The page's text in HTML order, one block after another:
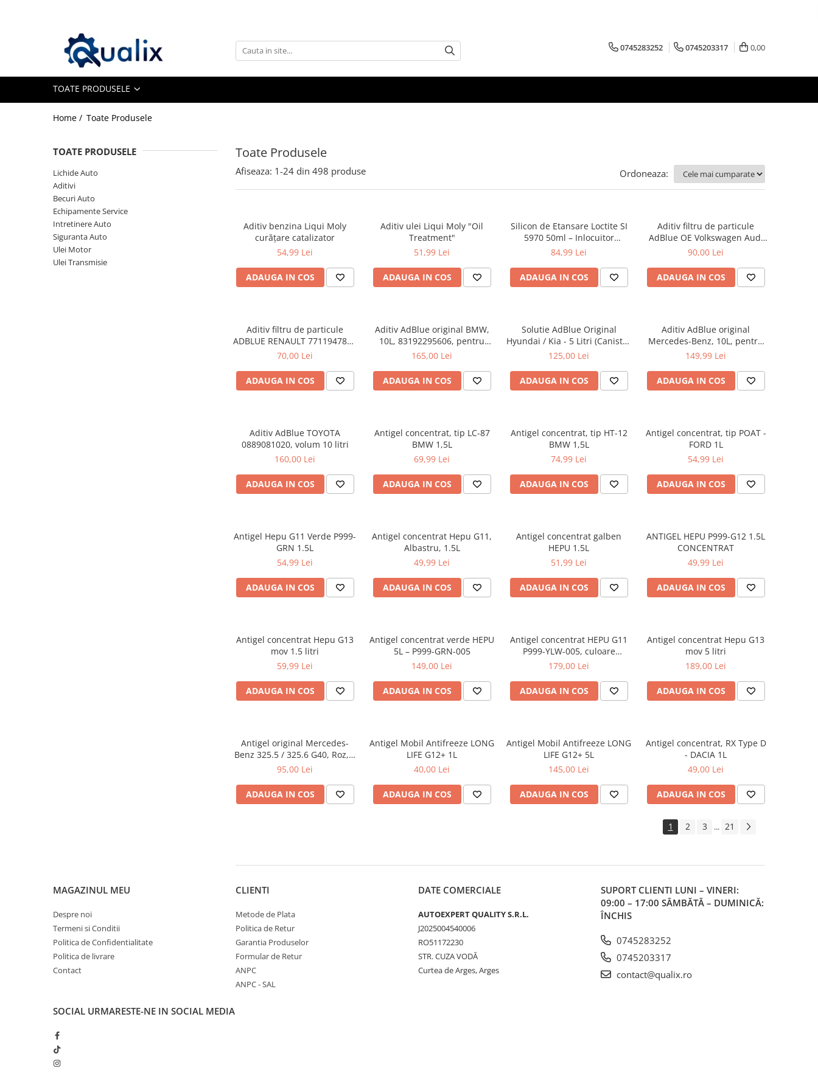
Toate Produsele
Antigel
Solutii Parbriz
Aditivi AdBlue
Aditivi Ulei
Adtitivi combustibil
Soluții de Curățare
Curățare DPF
Becuri Auto
Ulei Transmisie
0745283252 0745203317 0,00
TOATE PRODUSELE
Home / Toate Produsele
Toate Produsele
TOATE PRODUSELE
Lichide Auto
Aditivi
Becuri Auto
Echipamente Service
Intretinere Auto
Siguranta Auto
Ulei Motor
Ulei Transmisie
Afiseaza: 1-24 din 498 produse Ordoneaza:
Aditiv benzina Liqui Moly
curățare catalizator
54,99 Lei
ADAUGA IN COS
Aditiv ulei Liqui Moly "Oil
Treatment"
51,99 Lei
ADAUGA IN COS
Silicon de Etansare Loctite SI
5970 50ml – Inlocuitor
Garnituri Flanse, Rezistent
Minute, Metal si Plastic
84,99 Lei
ADAUGA IN COS
Aditiv filtru de particule
AdBlue OE Volkswagen Audi
Seat Skoda 5L
90,00 Lei
ADAUGA IN COS
Aditiv filtru de particule
ADBLUE RENAULT 7711947890
- 5 Litri
70,00 Lei
ADAUGA IN COS
Aditiv AdBlue original BMW,
10L, 83192295606, pentru
motoarele diesel Euro 6
165,00 Lei
ADAUGA IN COS
Solutie AdBlue Original
Hyundai / Kia - 5 Litri (Canistra
cu Picurator)
125,00 Lei
ADAUGA IN COS
Aditiv AdBlue original
Mercedes-Benz, 10L, pentru
motoarele diesel Euro 6
149,99 Lei
ADAUGA IN COS
Aditiv AdBlue TOYOTA
0889081020, volum 10 litri
160,00 Lei
ADAUGA IN COS
Antigel concentrat, tip LC-87
BMW 1,5L
69,99 Lei
ADAUGA IN COS
Antigel concentrat, tip HT-12
BMW 1,5L
74,99 Lei
ADAUGA IN COS
Antigel concentrat, tip POAT -
FORD 1L
54,99 Lei
ADAUGA IN COS
Antigel Hepu G11 Verde P999-
GRN 1.5L
54,99 Lei
ADAUGA IN COS
Antigel concentrat Hepu G11,
Albastru, 1.5L
49,99 Lei
ADAUGA IN COS
Antigel concentrat galben
HEPU 1.5L
51,99 Lei
ADAUGA IN COS
ANTIGEL HEPU P999-G12 1.5L
CONCENTRAT
49,99 Lei
ADAUGA IN COS
Antigel concentrat Hepu G13
mov 1.5 litri
59,99 Lei
ADAUGA IN COS
Antigel concentrat verde HEPU
5L – P999-GRN-005
149,00 Lei
ADAUGA IN COS
Antigel concentrat HEPU G11
P999-YLW-005, culoare
galben, volum 5 litri
179,00 Lei
ADAUGA IN COS
Antigel concentrat Hepu G13
mov 5 litri
189,00 Lei
ADAUGA IN COS
Antigel original Mercedes-
Benz 325.5 / 325.6 G40, Roz, 1
Litru
95,00 Lei
ADAUGA IN COS
Antigel Mobil Antifreeze LONG
LIFE G12+ 1L
40,00 Lei
ADAUGA IN COS
Antigel Mobil Antifreeze LONG
LIFE G12+ 5L
145,00 Lei
ADAUGA IN COS
Antigel concentrat, RX Type D
- DACIA 1L
49,00 Lei
ADAUGA IN COS
1 2 3 ... 21
MAGAZINUL MEU
Despre noi
Termeni si Conditii
Politica de Confidentialitate
Politica de livrare
Contact
CLIENTI
Metode de Plata
Politica de Retur
Garantia Produselor
Formular de Retur
ANPC
ANPC - SAL
DATE COMERCIALE
AUTOEXPERT QUALITY S.R.L.
J2025004540006
RO51172230
STR. CUZA VODĂ
Curtea de Arges, Arges
SUPORT CLIENTI LUNI – VINERI:
09:00 – 17:00 SÂMBĂTĂ – DUMINICĂ:
ÎNCHIS
0745283252
0745203317
contact@qualix.ro
SOCIAL URMARESTE-NE IN SOCIAL MEDIA